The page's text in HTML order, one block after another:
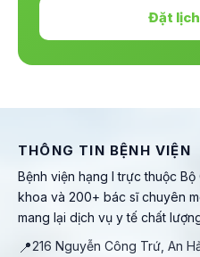
Đặt
THÔNG TIN BỆNH VIỆN
Bệnh viện hạng I trực thuộc
khoa và 200+ bác sĩ chuyên
mang lại dịch vụ y tế chất
📍216 Nguyễn Công Trứ, An